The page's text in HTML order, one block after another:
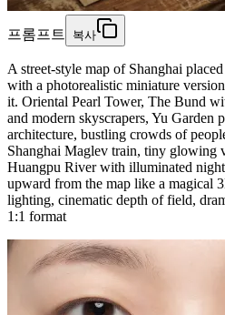
프롬프트 복사
A street-style map of Shanghai
with a photorealistic miniature
it. Oriental Pearl Tower, The Bund
and modern skyscrapers, Yu Garden
architecture, bustling crowds of
Shanghai Maglev train, tiny glowing
Huangpu River with illuminated
upward from the map like a magical
lighting, cinematic depth of field,
1:1 format